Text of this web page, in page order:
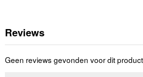
Reviews
Geen reviews gevonden voor dit